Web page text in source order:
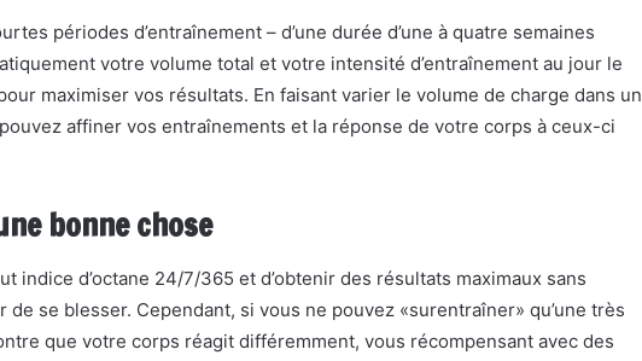
périodes d’entraînement – d’une durée d’une à quatre semaines
votre volume total et votre intensité d’entraînement au jour le
maximiser vos résultats. En faisant varier le volume de charge dans un
affiner vos entraînements et la réponse de votre corps à ceux-ci
bonne chose
indice d’octane 24/7/365 et d’obtenir des résultats maximaux sans
se blesser. Cependant, si vous ne pouvez «surentraîner» qu’une très
que votre corps réagit différemment, vous récompensant avec des